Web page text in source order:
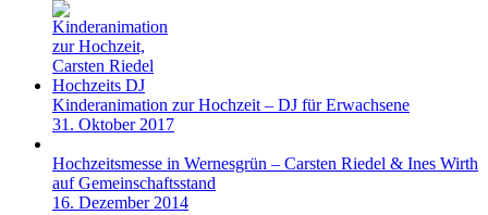
Kinderanimation zur Hochzeit – DJ für Erwachsene
31. Oktober 2017
Hochzeitsmesse in Wernesgrün – Carsten Riedel & Ines Wirth
auf Gemeinschaftsstand
16. Dezember 2014